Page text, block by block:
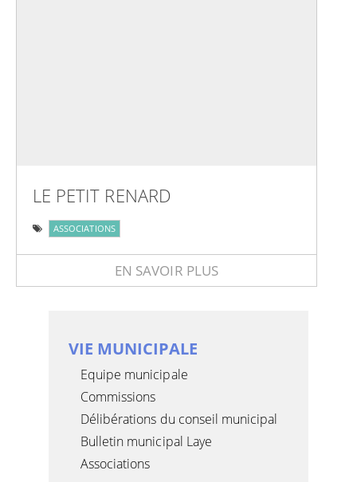
LE PETIT RENARD
ASSOCIATIONS
EN SAVOIR PLUS
VIE MUNICIPALE
Equipe municipale
Commissions
Délibérations du conseil municipal
Bulletin municipal Laye
Associations